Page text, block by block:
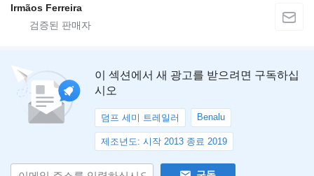
Irmãos Ferreira
이 섹션에서 새 광고를 받으려면 구독하십
시오
덤프 세미 트레일러 Benalu
제조년도: 시작 2013 종료 2019